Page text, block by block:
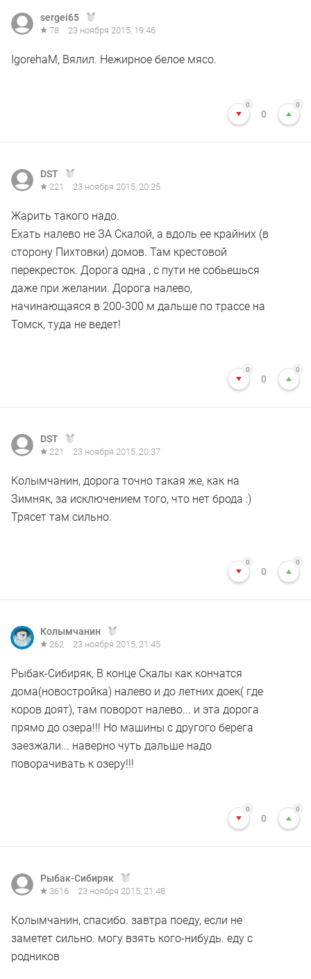
sergei65
78 23 ноября 2015, 19:46
IgorehaM, Вялил. Нежирное белое мясо.
0
0
0
DST
221 23 ноября 2015, 20:25
Жарить такого надо.
Ехать налево не ЗА Скалой, а вдоль ее крайних (в
сторону Пихтовки) домов. Там крестовой
перекресток. Дорога одна , с пути не собьешься
даже при желании. Дорога налево,
начинающаяся в 200-300 м дальше по трассе на
Томск, туда не ведет!
0
0
0
DST
221 23 ноября 2015, 20:37
Колымчанин, дорога точно такая же, как на
Зимняк, за исключением того, что нет брода :)
Трясет там сильно.
0
0
0
Колымчанин
262 23 ноября 2015, 21:45
Рыбак-Сибиряк, В конце Скалы как кончатся
дома(новостройка) налево и до летних доек( где
коров доят), там поворот налево... и эта дорога
прямо до озера!!! Но машины с другого берега
заезжали... наверно чуть дальше надо
поворачивать к озеру!!!
0
0
0
Рыбак-Сибиряк
3616 23 ноября 2015, 21:48
Колымчанин, спасибо. завтра поеду, если не
заметет сильно. могу взять кого-нибудь. еду с
родников